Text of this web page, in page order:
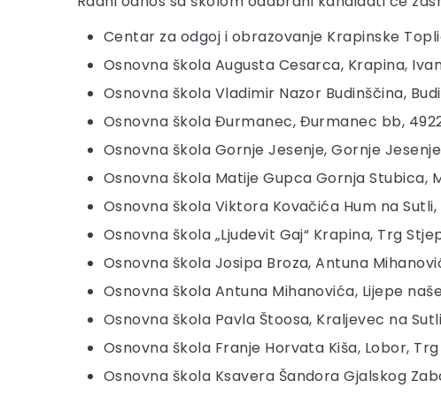
Centar za odgoj i obrazovanje Krapinske
Osnovna škola Augusta Cesarca, Krapina,
Osnovna škola Vladimir Nazor Budinščina,
Osnovna škola Đurmanec, Đurmanec bb,
Osnovna škola Gornje Jesenje, Gornje
Osnovna škola Matije Gupca Gornja Stubica,
Osnovna škola Viktora Kovačića Hum na Sutli,
Osnovna škola „Ljudevit Gaj“ Krapina, Trg
Osnovna škola Josipa Broza, Antuna
Osnovna škola Antuna Mihanovića, Lijepe
Osnovna škola Pavla Štoosa, Kraljevec na
Osnovna škola Franje Horvata Kiša, Lobor,
Osnovna škola Ksavera Šandora Gjalskog